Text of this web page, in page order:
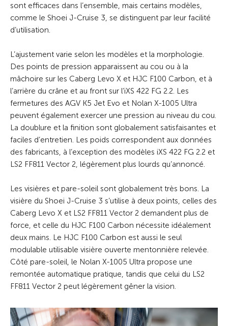
sont efficaces dans l’ensemble, mais certains modèles,
comme le Shoei J-Cruise 3, se distinguent par leur facilité
d’utilisation.
L’ajustement varie selon les modèles et la morphologie.
Des points de pression apparaissent au cou ou à la
mâchoire sur les Caberg Levo X et HJC F100 Carbon, et à
l’arrière du crâne et au front sur l’iXS 422 FG 2.2. Les
fermetures des AGV K5 Jet Evo et Nolan X-1005 Ultra
peuvent également exercer une pression au niveau du cou.
La doublure et la finition sont globalement satisfaisantes et
faciles d’entretien. Les poids correspondent aux données
des fabricants, à l’exception des modèles iXS 422 FG 2.2 et
LS2 FF811 Vector 2, légèrement plus lourds qu’annoncé.
Les visières et pare-soleil sont globalement très bons. La
visière du Shoei J-Cruise 3 s’utilise à deux points, celles des
Caberg Levo X et LS2 FF811 Vector 2 demandent plus de
force, et celle du HJC F100 Carbon nécessite idéalement
deux mains. Le HJC F100 Carbon est aussi le seul
modulable utilisable visière ouverte mentonnière relevée.
Côté pare-soleil, le Nolan X-1005 Ultra propose une
remontée automatique pratique, tandis que celui du LS2
FF811 Vector 2 peut légèrement gêner la vision.